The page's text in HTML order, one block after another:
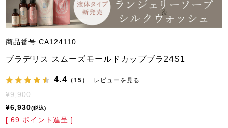
商品番号 CA124110
ブラデリス スムーズモールドカップブラ24S1
4.4 （15） レビューを見る
¥9,900
¥6,930 税込
[ 69 ポイント進呈 ]